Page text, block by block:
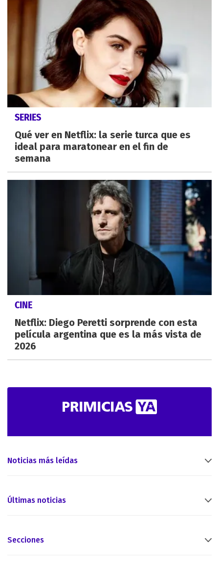
SERIES
Qué ver en Netflix: la serie turca que es
ideal para maratonear en el fin de
semana
CINE
Netflix: Diego Peretti sorprende con esta
película argentina que es la más vista de
2026
Noticias más leídas
Últimas noticias
Secciones